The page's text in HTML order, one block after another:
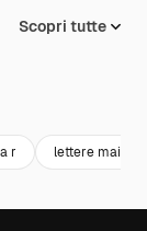
Scopri tutte
r lettere